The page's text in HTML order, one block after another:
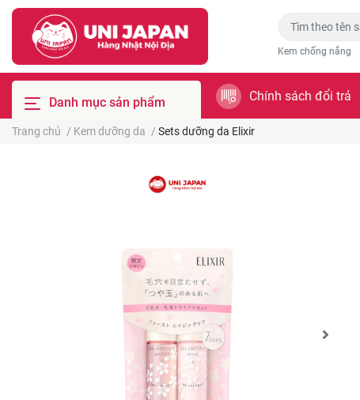
Kem chống nắng
Danh mục sản phẩm Chính sách đổi trả
Trang chủ / Kem dưỡng da / Sets dưỡng da Elixir